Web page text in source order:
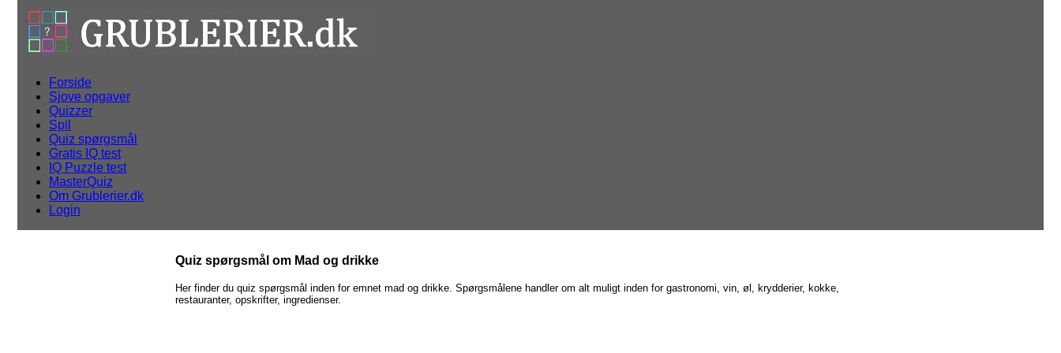
Forside
Sjove opgaver
Quizzer
Spil
Quiz spørgsmål
Gratis IQ test
IQ Puzzle test
MasterQuiz
Om Grublerier.dk
Login
Quiz spørgsmål om Mad og drikke
Her finder du quiz spørgsmål inden for emnet mad og drikke. Spørgsmålene handler om alt muligt inden for gastronomi, vin, øl, krydderier, kokke,
restauranter, opskrifter, ingredienser.